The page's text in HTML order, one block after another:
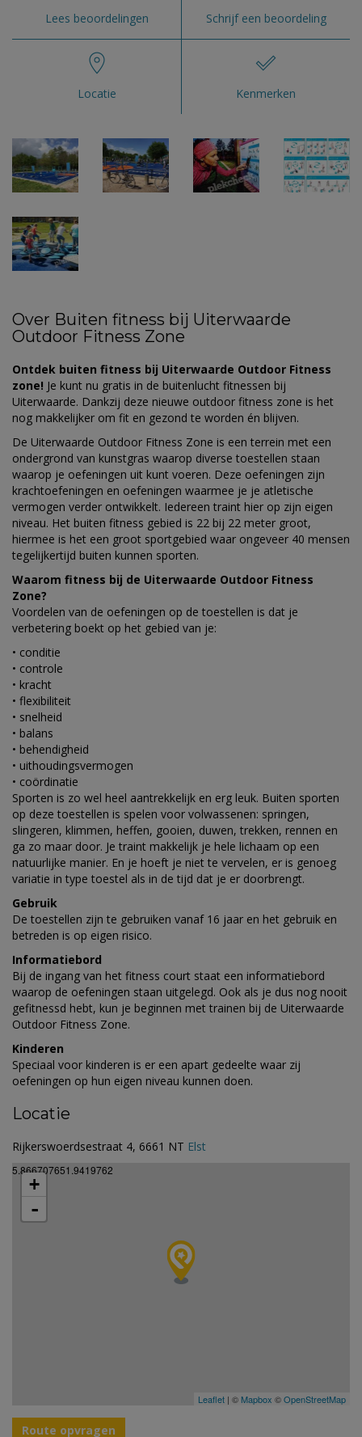
Lees beoordelingen Schrijf een beoordeling
Locatie Kenmerken
Over Buiten fitness bij Uiterwaarde
Outdoor Fitness Zone
Ontdek buiten fitness bij Uiterwaarde Outdoor Fitness
zone! Je kunt nu gratis in de buitenlucht fitnessen bij
Uiterwaarde. Dankzij deze nieuwe outdoor fitness zone is het
nog makkelijker om fit en gezond te worden én blijven.
De Uiterwaarde Outdoor Fitness Zone is een terrein met een
ondergrond van kunstgras waarop diverse toestellen staan
waarop je oefeningen uit kunt voeren. Deze oefeningen zijn
krachtoefeningen en oefeningen waarmee je je atletische
vermogen verder ontwikkelt. Iedereen traint hier op zijn eigen
niveau. Het buiten fitness gebied is 22 bij 22 meter groot,
hiermee is het een groot sportgebied waar ongeveer 40 mensen
tegelijkertijd buiten kunnen sporten.
Waarom fitness bij de Uiterwaarde Outdoor Fitness
Zone?
Voordelen van de oefeningen op de toestellen is dat je
verbetering boekt op het gebied van je:
• conditie
• controle
• kracht
• flexibiliteit
• snelheid
• balans
• behendigheid
• uithoudingsvermogen
• coördinatie
Sporten is zo wel heel aantrekkelijk en erg leuk. Buiten sporten
op deze toestellen is spelen voor volwassenen: springen,
slingeren, klimmen, heffen, gooien, duwen, trekken, rennen en
ga zo maar door. Je traint makkelijk je hele lichaam op een
natuurlijke manier. En je hoeft je niet te vervelen, er is genoeg
variatie in type toestel als in de tijd dat je er doorbrengt.
Gebruik
De toestellen zijn te gebruiken vanaf 16 jaar en het gebruik en
betreden is op eigen risico.
Informatiebord
Bij de ingang van het fitness court staat een informatiebord
waarop de oefeningen staan uitgelegd. Ook als je dus nog nooit
gefitnessd hebt, kun je beginnen met trainen bij de Uiterwaarde
Outdoor Fitness Zone.
Kinderen
Speciaal voor kinderen is er een apart gedeelte waar zij
oefeningen op hun eigen niveau kunnen doen.
Locatie
Rijkerswoerdsestraat 4, 6661 NT Elst
5.866707651.9419762
+
-
Leaflet | © Mapbox ©OpenStreetMap
Route opvragen